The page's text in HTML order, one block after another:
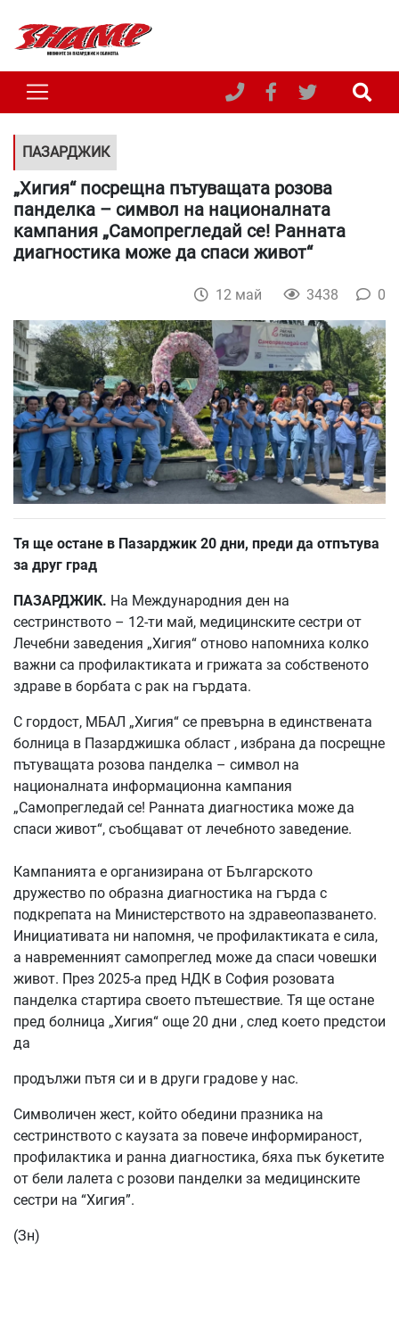
ПАЗАРДЖИК
„Хигия“ посрещна пътуващата розова
панделка – символ на националната
кампания „Самопрегледай се! Ранната
диагностика може да спаси живот“
12 май 3438 0
Тя ще остане в Пазарджик 20 дни, преди да отпътува
за друг град
ПАЗАРДЖИК. На Международния ден на
сестринството – 12-ти май, медицинските сестри от
Лечебни заведения „Хигия“ отново напомниха колко
важни са профилактиката и грижата за собственото
здраве в борбата с рак на гърдата.
С гордост, МБАЛ „Хигия“ се превърна в единствената
болница в Пазарджишка област , избрана да посрещне
пътуващата розова панделка – символ на
националната информационна кампания
„Самопрегледай се! Ранната диагностика може да
спаси живот“, съобщават от лечебното заведение.
Кампанията е организирана от Българското
дружество по образна диагностика на гърда с
подкрепата на Министерството на здравеопазването.
Инициативата ни напомня, че профилактиката е сила,
а навременният самопреглед може да спаси човешки
живот. През 2025-а пред НДК в София розовата
панделка стартира своето пътешествие. Тя ще остане
пред болница „Хигия“ още 20 дни , след което предстои
да
продължи пътя си и в други градове у нас.
Символичен жест, който обедини празника на
сестринството с каузата за повече информираност,
профилактика и ранна диагностика, бяха пък букетите
от бели лалета с розови панделки за медицинските
сестри на “Хигия”.
(Зн)